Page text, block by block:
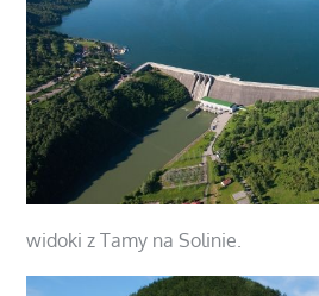
widoki z Tamy na Solinie.